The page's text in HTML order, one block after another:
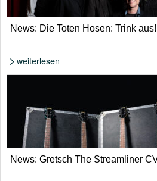
News: Die Toten Hosen: Trink
weiterlesen
News: Gretsch The Streamliner